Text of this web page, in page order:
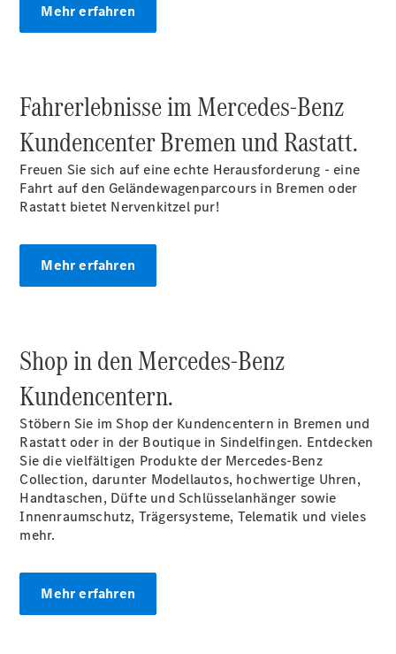
Übersicht
140 Jahre
Store
Neuwagenangebote
Privatkunden
Finanzierung
Gewerbekunden
Kurzfristig
verfügbare
Angebote
V-Klasse
V-Klasse
Marco Polo
Limousinen
Mehr erfahren
Fahrerlebnisse im Mercedes‑Benz
Kundencenter Bremen und Rastatt.
Freuen Sie sich auf eine echte Herausforderung - eine
Fahrt auf den Geländewagenparcours in Bremen oder
Rastatt bietet Nervenkitzel pur!
Mehr erfahren
Shop in den Mercedes‑Benz
Kundencentern.
Stöbern Sie im Shop der Kundencentern in Bremen und
Rastatt oder in der Boutique in Sindelfingen. Entdecken
Sie die vielfältigen Produkte der Mercedes-Benz
Collection, darunter Modellautos, hochwertige Uhren,
Handtaschen, Düfte und Schlüsselanhänger sowie
Innenraumschutz, Trägersysteme, Telematik und vieles
mehr.
Mehr erfahren